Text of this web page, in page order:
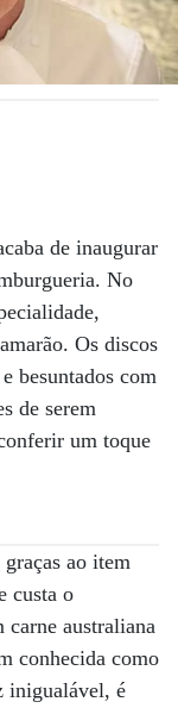
de inaugurar
No
Os discos
besuntados com
de serem
um toque
ao item
custa o
carne australiana
conhecida como
inigualável, é